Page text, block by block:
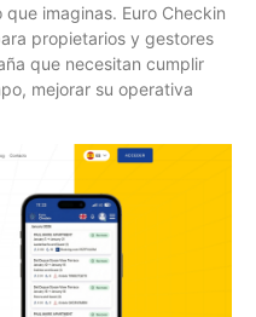
imaginas. Euro Checkin
propietarios y gestores
que necesitan cumplir
mejorar su operativa